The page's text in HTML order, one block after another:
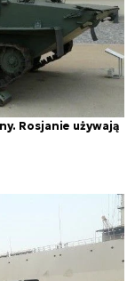
Rosjanie używają